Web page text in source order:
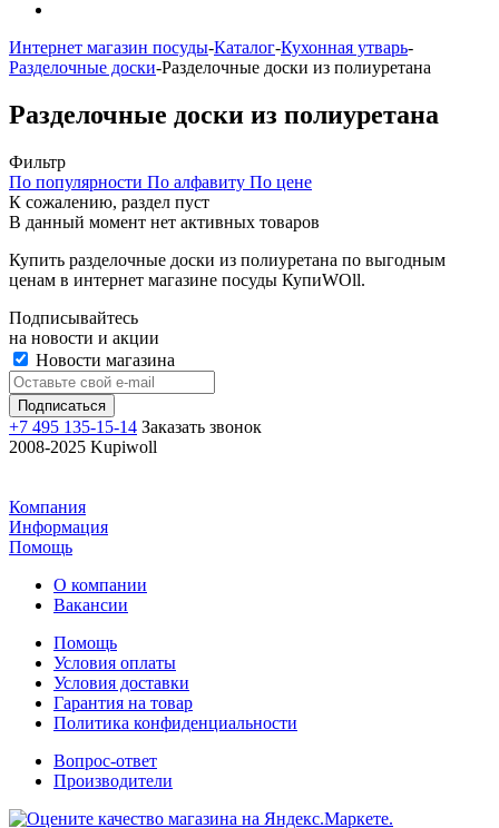
Интернет магазин посуды-Каталог-Кухонная утварь-
Разделочные доски-Разделочные доски из полиуретана
Разделочные доски из полиуретана
Фильтр
По популярности По алфавиту По цене
К сожалению, раздел пуст
В данный момент нет активных товаров
Купить разделочные доски из полиуретана по выгодным
ценам в интернет магазине посуды КупиWOll.
Подписывайтесь
на новости и акции
Новости магазина
+7 495 135-15-14 Заказать звонок
2008-2025 Kupiwoll
Компания
Информация
Помощь
О компании
Вакансии
Помощь
Условия оплаты
Условия доставки
Гарантия на товар
Политика конфиденциальности
Вопрос-ответ
Производители